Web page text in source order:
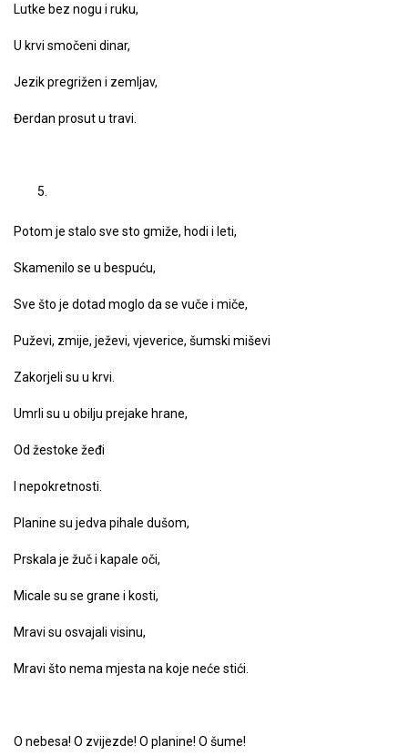
Lutke bez nogu i ruku,
U krvi smočeni dinar,
Jezik pregrižen i zemljav,
Đerdan prosut u travi.
Potom je stalo sve sto gmiže, hodi i leti,
Skamenilo se u bespuću,
Sve što je dotad moglo da se vuče i miče,
Puževi, zmije, ježevi, vjeverice, šumski miševi
Zakorjeli su u krvi.
Umrli su u obilju prejake hrane,
Od žestoke žeđi
I nepokretnosti.
Planine su jedva pihale dušom,
Prskala je žuč i kapale oči,
Micale su se grane i kosti,
Mravi su osvajali visinu,
Mravi što nema mjesta na koje neće stići.
O nebesa! O zvijezde! O planine! O šume!